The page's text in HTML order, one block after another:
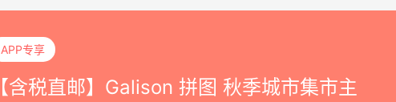
APP专享
【含税直邮】Galison 拼图 秋季城市集市主